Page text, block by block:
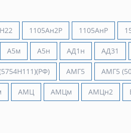
1105Ан2Р 1105АнР
А5м А5н АД1н АД31
АМГ5 АМГ5
АМЦ АМЦм АМЦн2